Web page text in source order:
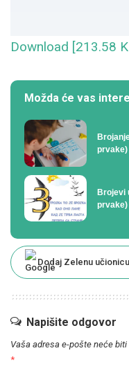
Download [213.58
Možda će vas
prvake)
Brojevi
prvake)
Dodaj Zelenu
Napišite odgovor
Vaša adresa e-pošte neće biti
*